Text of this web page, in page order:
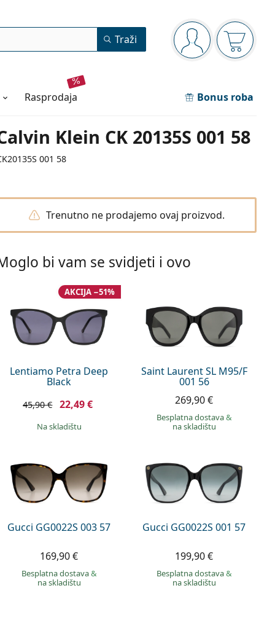
Navigacijska ploča
ste prijavljeni
Traži
rasprodaja Bonus roba
Klein CK 20135S 001 58
001 58
Trenutno ne prodajemo ovaj proizvod.
bi vam se svidjeti i ovo
Lentiamo Petra Deep
Black
AKCIJA −51%
45,90 € 22,49 €
na skladištu
Saint Laurent SL M95/F
001 56
269,90 €
Besplatna dostava&
na skladištu
Gucci GG0022S 003 57
169,90 €
Besplatna dostava&
na skladištu
Gucci GG0022S 001 57
199,90 €
Besplatna dostava&
na skladištu